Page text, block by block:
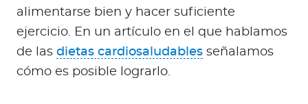
alimentarse bien y hacer suficiente
ejercicio. En un artículo en el que hablamos
de las dietas cardiosaludables señalamos
cómo es posible lograrlo.